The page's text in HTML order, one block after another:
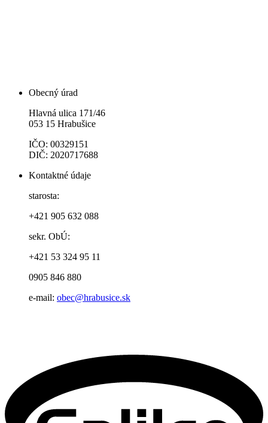
Obecný úrad
Hlavná ulica 171/46
053 15 Hrabušice
IČO: 00329151
DIČ: 2020717688
Kontaktné údaje
starosta:
+421 905 632 088
sekr. ObÚ:
+421 53 324 95 11
0905 846 880
e-mail: obec@hrabusice.sk